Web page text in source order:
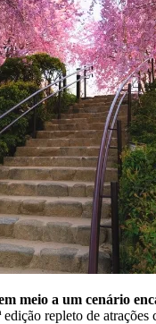
meio a um cenário
edição repleto de